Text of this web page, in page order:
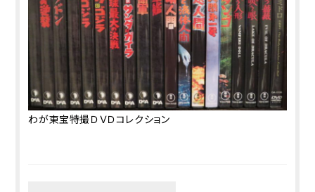
わが東宝特撮ＤＶＤコレクション